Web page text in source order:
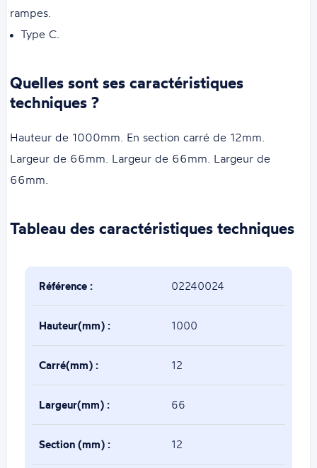
rampes.
Type C.
Quelles sont ses caractéristiques
techniques ?
Hauteur de 1000mm. En section carré de 12mm.
Largeur de 66mm. Largeur de 66mm. Largeur de
66mm.
Tableau des caractéristiques techniques
Référence : 02240024
Hauteur(mm) : 1000
Carré(mm) : 12
Largeur(mm) : 66
Section (mm) : 12